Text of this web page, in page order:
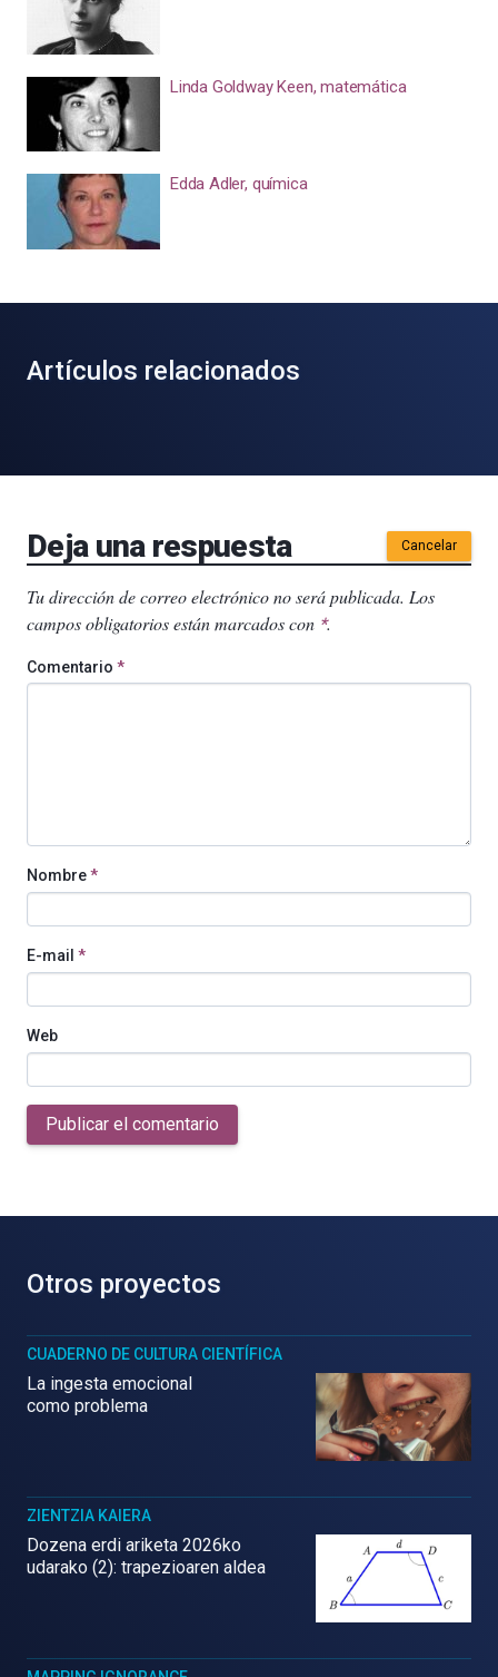
Linda Goldway Keen, matemática
Edda Adler, química
Artículos relacionados
Deja una respuesta Cancelar
Tu dirección de correo electrónico no será publicada. Los
campos obligatorios están marcados con *.
Comentario *
Nombre*
E-mail *
Web
Publicar el comentario
Otros proyectos
CUADERNO DE CULTURA CIENTÍFICA
La ingesta emocional
como problema
ZIENTZIA KAIERA
Dozena erdi ariketa 2026ko
udarako (2): trapezioaren aldea